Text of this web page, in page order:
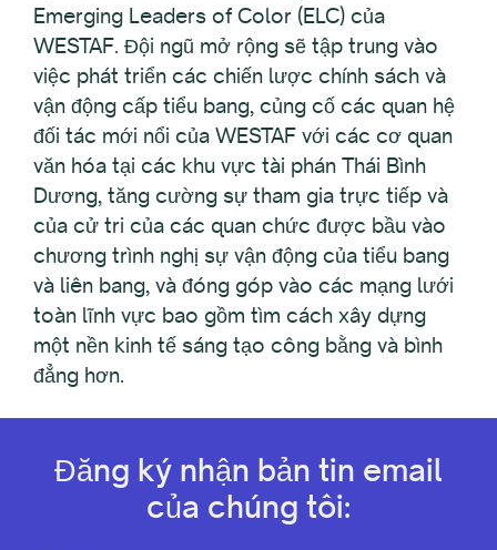
Emerging Leaders of Color (ELC) của
WESTAF. Đội ngũ mở rộng sẽ tập trung vào
việc phát triển các chiến lược chính sách và
vận động cấp tiểu bang, củng cố các quan hệ
đối tác mới nổi của WESTAF với các cơ quan
văn hóa tại các khu vực tài phán Thái Bình
Dương, tăng cường sự tham gia trực tiếp và
của cử tri của các quan chức được bầu vào
chương trình nghị sự vận động của tiểu bang
và liên bang, và đóng góp vào các mạng lưới
toàn lĩnh vực bao gồm tìm cách xây dựng
một nền kinh tế sáng tạo công bằng và bình
đẳng hơn.
Đăng ký nhận bản tin email
của chúng tôi: